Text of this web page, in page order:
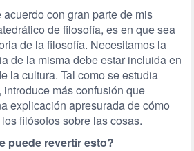
con gran parte de mis
de filosofía, es en que sea
de la filosofía. Necesitamos la
de la misma debe estar incluida en
la cultura. Tal como se estudia
más confusión que
explicación apresurada de cómo
filósofos sobre las cosas.
puede revertir esto?